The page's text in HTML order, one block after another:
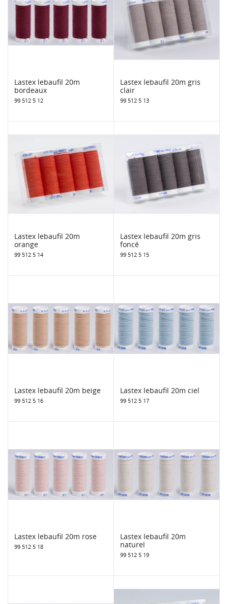
Lastex lebaufil 20m
bordeaux
99 512 5 12
Lastex lebaufil 20m gris
clair
99 512 5 13
Lastex lebaufil 20m
orange
99 512 5 14
Lastex lebaufil 20m gris
foncé
99 512 5 15
Lastex lebaufil 20m beige
99 512 5 16
Lastex lebaufil 20m ciel
99 512 5 17
Lastex lebaufil 20m rose
99 512 5 18
Lastex lebaufil 20m
naturel
99 512 5 19